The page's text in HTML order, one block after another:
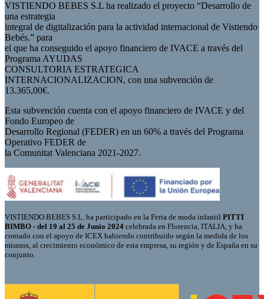
VISTIENDO BEBES S.L ha realizado el proyecto “Desarrollo de
una estrategia
integral de digitalización para la actividad internacional de Vistiendo
Bebés.” para
el que ha conseguido el apoyo financiero de IVACE a través del
Programa AYUDAS
CONSULTORIA ESTRATEGICA
INTERNACIONALIZACION, con una subvención de
13.365,00€.
Esta subvención cuenta con el apoyo financiero de IVACE y del
Fondo Europeo de
Desarrollo Regional (FEDER) en un 60% a través del Programa
Operativo FEDER de
la Comunitat Valenciana 2021-2027.
VISTIENDO BEBES S.L. ha participado en la Feria de moda infantil PITTI
BIMBO - del 19 al 25 de Junio 2024 celebrada en Florencia, ITALIA, y ha
contado con el apoyo de ICEX habiendo contribuido según la medida de los
mismos, al crecimiento económico de esta empresa, su región y de España en su
conjunto.